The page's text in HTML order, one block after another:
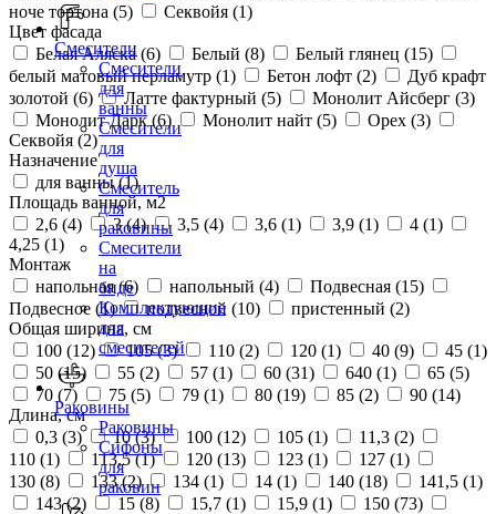
Смесители
Смесители
для
ванны
Смесители
для
душа
Смеситель
для
раковины
Смесители
на
биде
Комплектующие
для
смесителей
Раковины
Раковины
Сифоны
для
раковин
ноче тортона (5) Секвойя (1)
Цвет фасада
Белая Аляска (6) Белый (8) Белый глянец (15)
белый матовый перламутр (1) Бетон лофт (2)
Дуб крафт
золотой (6) Латте фактурный (5) Монолит Айсберг (3)
Монолит Дарк (6) Монолит найт (5) Орех (3)
Секвойя (2)
Назначение
для ванны (1)
Площадь ванной, м2
2,6 (4) 3 (4) 3,5 (4) 3,6 (1) 3,9 (1) 4 (1)
4,25 (1)
Монтаж
напольная (6) напольный (4) Подвесная (15)
Подвесное (1) подвесной (10) пристенный (2)
Общая ширина, см
100 (12) 105 (3) 110 (2) 120 (1) 40 (9) 45 (1)
50 (15) 55 (2) 57 (1) 60 (31) 640 (1) 65 (5)
70 (7) 75 (5) 79 (1) 80 (19) 85 (2) 90 (14)
Длина, см
0,3 (3) 10 (3) 100 (12) 105 (1) 11,3 (2)
110 (1) 113,5 (1) 120 (13) 123 (1) 127 (1)
130 (8) 133 (2) 134 (1) 14 (1) 140 (18) 141,5 (1)
143 (2) 15 (8) 15,7 (1) 15,9 (1) 150 (73)